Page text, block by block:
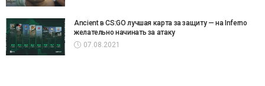
Ancient в CS:GO лучшая карта за защиту — на Inferno
желательно начинать за атаку
07.08.2021